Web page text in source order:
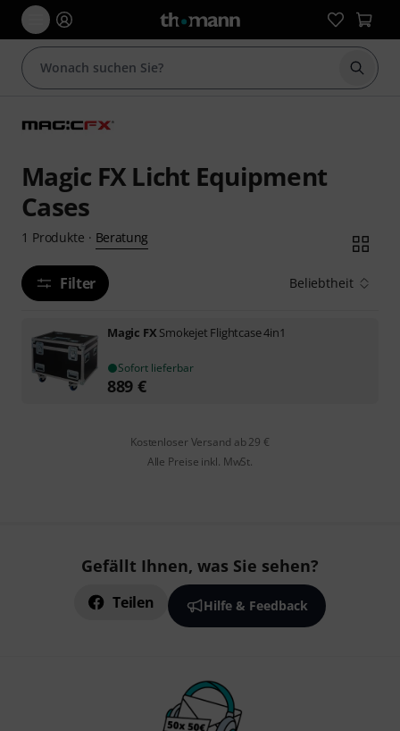
Suche
Magic FX Licht Equipment
Cases
1 Produkte · Beratung
Filter Beliebtheit
Magic FX Smokejet Flightcase 4in1
Sofort lieferbar
889 €
Kostenloser Versand ab 29 €
Alle Preise inkl. MwSt.
Gefällt Ihnen, was Sie sehen?
Teilen Hilfe & Feedback